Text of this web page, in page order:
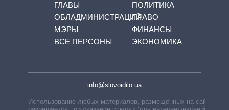
ГЛАВЫ
ОБЛАДМИНИСТРАЦИЙ
МЭРЫ
ВСЕ ПЕРСОНЫ
ПОЛИТИКА
ПРАВО
ФИНАНСЫ
ЭКОНОМИКА
info@slovoidilo.ua
Использование любых материалов, размещённых на сайте,